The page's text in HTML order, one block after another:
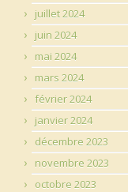
juillet 2024
juin 2024
mai 2024
mars 2024
février 2024
janvier 2024
décembre 2023
novembre 2023
octobre 2023